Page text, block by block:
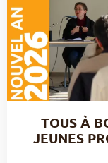
TOUS À
JEUNES